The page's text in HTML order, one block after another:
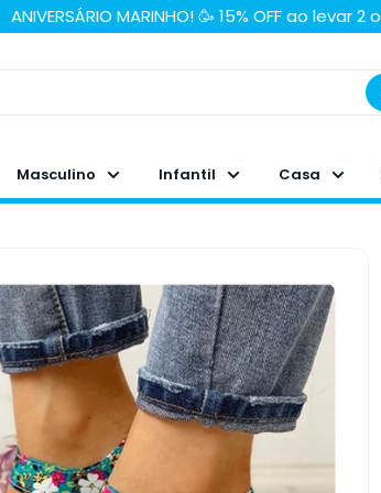
ANIVERSÁRIO MARINHO! 🥳 15% OFF ao levar
Masculino Infantil Casa